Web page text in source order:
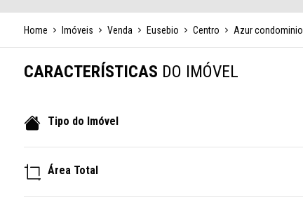
Home Imóveis Venda Eusebio Centro Azur condominio
CARACTERÍSTICAS DO IMÓVEL
Tipo do Imóvel
Área Total